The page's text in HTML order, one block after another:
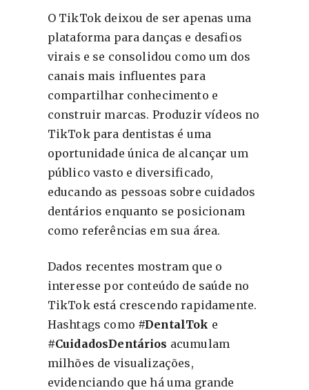
O TikTok deixou de ser apenas uma
plataforma para danças e desafios
virais e se consolidou como um dos
canais mais influentes para
compartilhar conhecimento e
construir marcas. Produzir vídeos no
TikTok para dentistas é uma
oportunidade única de alcançar um
público vasto e diversificado,
educando as pessoas sobre cuidados
dentários enquanto se posicionam
como referências em sua área.
Dados recentes mostram que o
interesse por conteúdo de saúde no
TikTok está crescendo rapidamente.
Hashtags como #DentalTok e
#CuidadosDentários acumulam
milhões de visualizações,
evidenciando que há uma grande